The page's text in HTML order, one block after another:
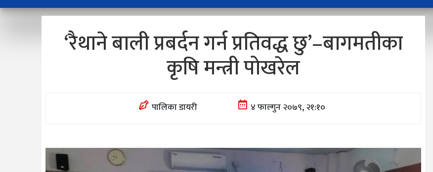
‘रैथाने बाली प्रबर्दन गर्न प्रतिवद्ध छु’–बागमतीका
कृषि मन्त्री पोखरेल
पालिका डायरी ४ फाल्गुन २०७९, २१:१०